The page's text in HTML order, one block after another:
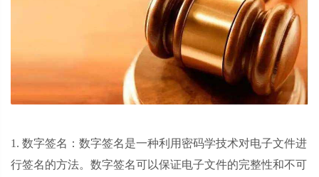
1. 数字签名：数字签名是一种利用密码学技术对电子文件进
行签名的方法。数字签名可以保证电子文件的完整性和不可